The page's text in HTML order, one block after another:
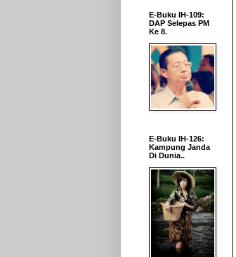
E-Buku IH-109:
DAP Selepas PM
Ke 8.
E-Buku IH-126:
Kampung Janda
Di Dunia..